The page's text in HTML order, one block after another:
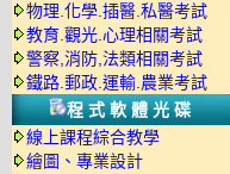
物理.化學.插醫.私醫考試
教育.觀光.心理相關考試
警察,消防,法類相關考試
鐵路.郵政.運輸.農業考試
程式軟體光碟
線上課程綜合教學
繪圖、專業設計